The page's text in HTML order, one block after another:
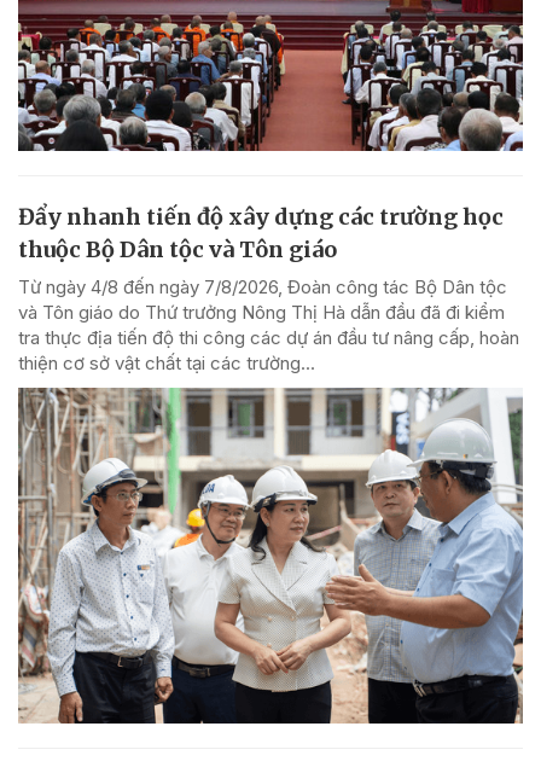
Đẩy nhanh tiến độ xây dựng các trường học
thuộc Bộ Dân tộc và Tôn giáo
Từ ngày 4/8 đến ngày 7/8/2026, Đoàn công tác Bộ Dân tộc
và Tôn giáo do Thứ trưởng Nông Thị Hà dẫn đầu đã đi kiểm
tra thực địa tiến độ thi công các dự án đầu tư nâng cấp, hoàn
thiện cơ sở vật chất tại các trường...